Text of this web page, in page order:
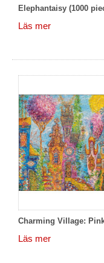
Elephantaisy (1000
Läs mer
Charming Village:
Läs mer